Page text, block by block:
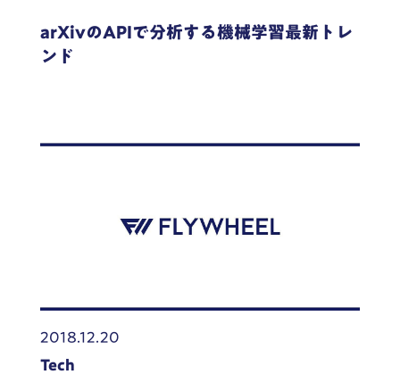
arXivのAPIで分析する機械学習最新トレ
ンド
2018.12.20
Tech